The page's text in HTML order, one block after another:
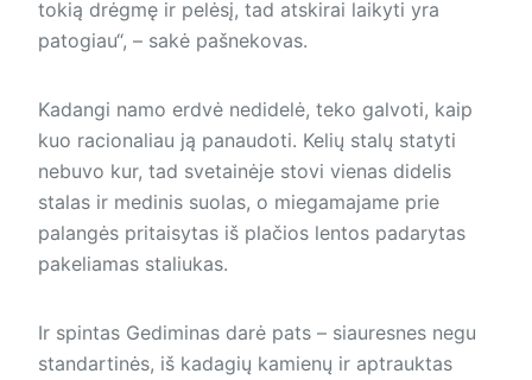
tokią drėgmę ir pelėsį, tad atskirai laikyti yra
patogiau“, – sakė pašnekovas.
Kadangi namo erdvė nedidelė, teko galvoti, kaip
kuo racionaliau ją panaudoti. Kelių stalų statyti
nebuvo kur, tad svetainėje stovi vienas didelis
stalas ir medinis suolas, o miegamajame prie
palangės pritaisytas iš plačios lentos padarytas
pakeliamas staliukas.
Ir spintas Gediminas darė pats – siauresnes negu
standartinės, iš kadagių kamienų ir aptrauktas